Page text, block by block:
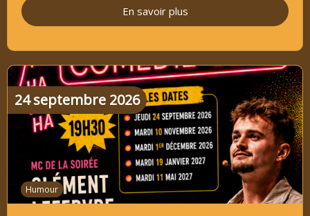
En savoir plus
Humour
24 septembre 2026